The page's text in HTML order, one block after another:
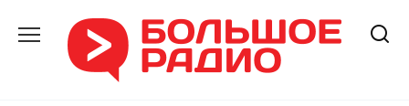
содержанию